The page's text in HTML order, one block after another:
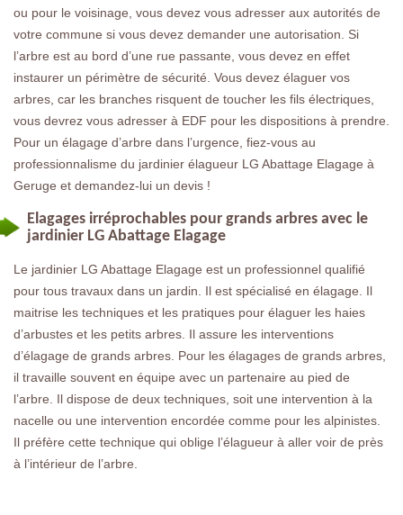
ou pour le voisinage, vous devez vous adresser aux autorités de
votre commune si vous devez demander une autorisation. Si
l’arbre est au bord d’une rue passante, vous devez en effet
instaurer un périmètre de sécurité. Vous devez élaguer vos
arbres, car les branches risquent de toucher les fils électriques,
vous devrez vous adresser à EDF pour les dispositions à prendre.
Pour un élagage d’arbre dans l’urgence, fiez-vous au
professionnalisme du jardinier élagueur LG Abattage Elagage à
Geruge et demandez-lui un devis !
Elagages irréprochables pour grands arbres avec le
jardinier LG Abattage Elagage
Le jardinier LG Abattage Elagage est un professionnel qualifié
pour tous travaux dans un jardin. Il est spécialisé en élagage. Il
maitrise les techniques et les pratiques pour élaguer les haies
d’arbustes et les petits arbres. Il assure les interventions
d’élagage de grands arbres. Pour les élagages de grands arbres,
il travaille souvent en équipe avec un partenaire au pied de
l’arbre. Il dispose de deux techniques, soit une intervention à la
nacelle ou une intervention encordée comme pour les alpinistes.
Il préfère cette technique qui oblige l’élagueur à aller voir de près
à l’intérieur de l’arbre.